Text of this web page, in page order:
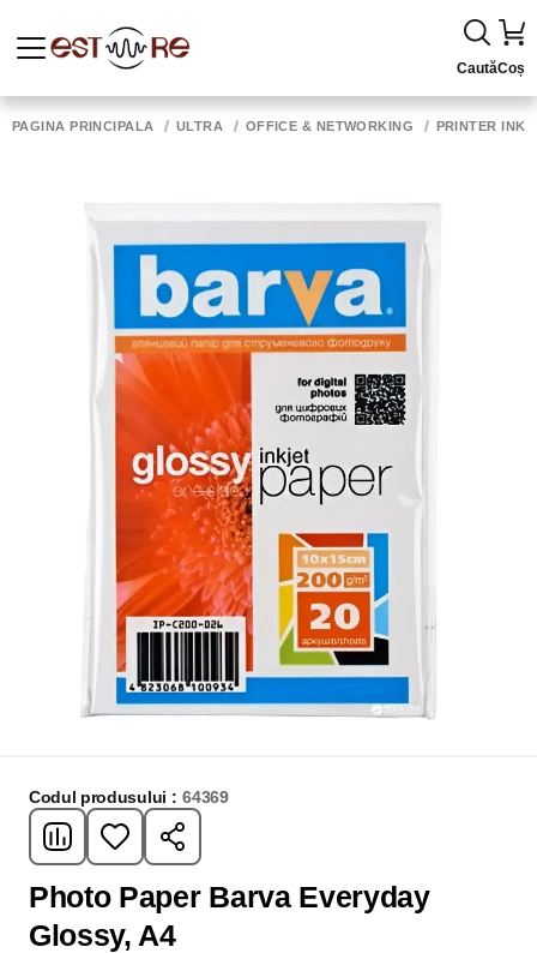
CautăCoș
PAGINA PRINCIPALĂ ULTRA OFFICE & NETWORKING PRINTER INK,
Codul produsului : 64369
Photo Paper Barva Everyday
Glossy, A4